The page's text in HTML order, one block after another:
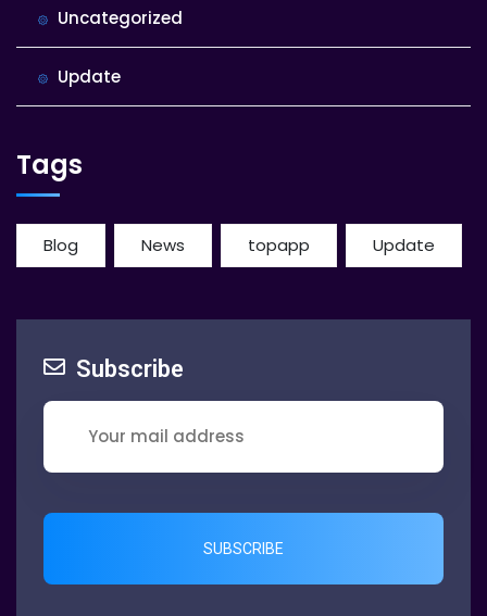
Uncategorized
Update
Tags
Blog News topapp Update
Subscribe
SUBSCRIBE